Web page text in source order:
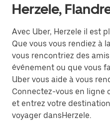
Herzele,
Avec Uber, Herzele il est
Que vous vous rendiez à
vous rencontriez des
événement ou que vous
Uber vous aide à vous
Connectez-vous en ligne
et entrez votre
voyager dansHerzele.